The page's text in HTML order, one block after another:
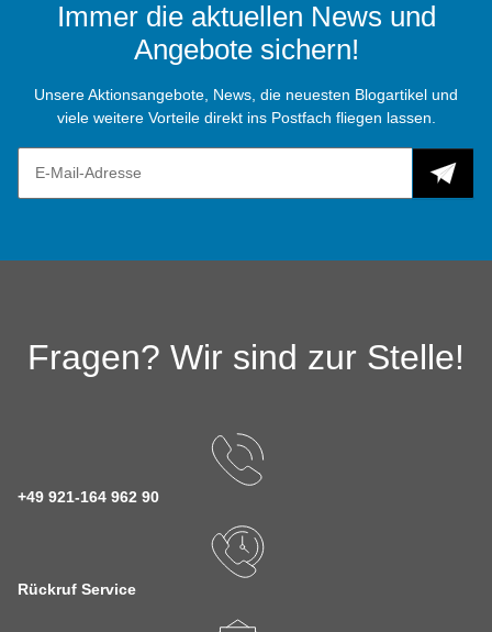
Immer die aktuellen News und
Angebote sichern!
Unsere Aktionsangebote, News, die neuesten Blogartikel und
viele weitere Vorteile direkt ins Postfach fliegen lassen.
Fragen? Wir sind zur Stelle!
+49 921-164 962 90
Rückruf Service